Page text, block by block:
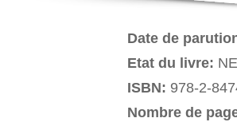
Date de
Etat du livre:
ISBN: 978-2-
Nombre de